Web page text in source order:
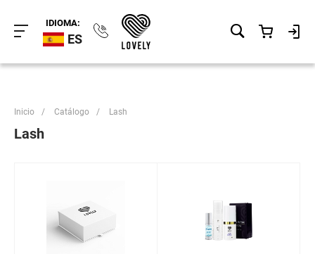
IDIOMA:
ES
Inicio / Catálogo / Lash
Lash